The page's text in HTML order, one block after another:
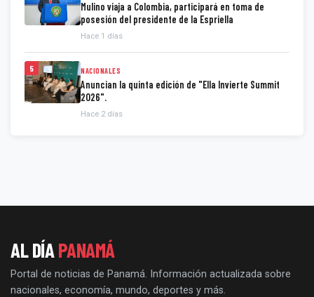
Mulino viaja a Colombia, participará en toma de
posesión del presidente de la Espriella
Hace 1 días
5 NACIONALES
Anuncian la quinta edición de "Ella Invierte Summit
2026".
Hace 2 días
AL DÍAPANAMÁ
Portal de noticias de Panamá. Información actualizada sobre
nacionales, economía, mundo, deportes y más.